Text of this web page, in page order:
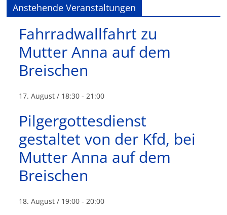
Anstehende Veranstaltungen
Fahrradwallfahrt zu
Mutter Anna auf dem
Breischen
17. August / 18:30 -21:00
Pilgergottesdienst
gestaltet von der Kfd, bei
Mutter Anna auf dem
Breischen
18. August / 19:00 -20:00